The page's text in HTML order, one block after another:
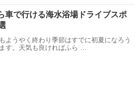
車で行ける海水浴場ドライブスポ
ようやく終わり季節はすでに初夏になろう
す。天気も良ければふら …